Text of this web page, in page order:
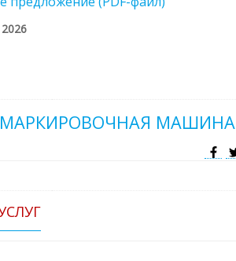
МАРКИРОВОЧНАЯ МАШИНА